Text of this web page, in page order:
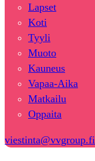
Lapset
Koti
Tyyli
Muoto
Kauneus
Vapaa-Aika
Matkailu
Oppaita
viestinta@vvgroup.fi